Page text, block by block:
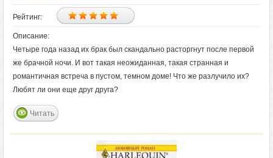
Рейтинг:
Описание:
Четыре года назад их брак был скандально расторгнут после первой
же брачной ночи. И вот такая неожиданная, такая странная и
романтичная встреча в пустом, темном доме! Что же разлучило их?
Любят ли они еще друг друга?
Читать